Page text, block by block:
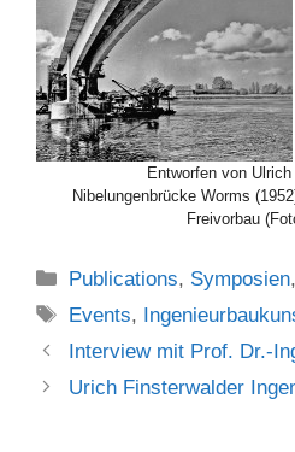
Entworfen von
Nibelungenbrücke Worms
Freivorbau
Kategorien
Publications, Symposien
Schlagwörter
Events,
Interview mit Prof. Dr.-
Urich Finsterwalder